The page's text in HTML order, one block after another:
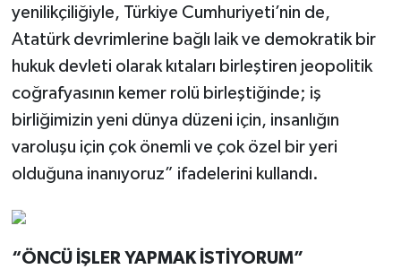
yenilikçiliğiyle, Türkiye Cumhuriyeti’nin de,
Atatürk devrimlerine bağlı laik ve demokratik bir
hukuk devleti olarak kıtaları birleştiren jeopolitik
coğrafyasının kemer rolü birleştiğinde; iş
birliğimizin yeni dünya düzeni için, insanlığın
varoluşu için çok önemli ve çok özel bir yeri
olduğuna inanıyoruz” ifadelerini kullandı.
“ÖNCÜ İŞLER YAPMAK İSTİYORUM”